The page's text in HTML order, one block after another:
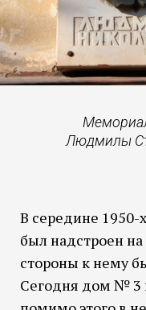
Людмилы
В середине
был надстроен
стороны к нему
Сегодня дом № 3